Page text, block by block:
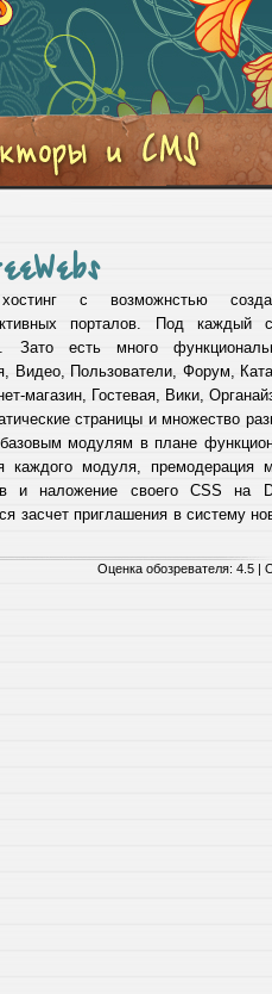
с возможнстью
порталов. Под каждый
Зато есть много
Видео, Пользователи, Форум,
магазин, Гостевая, Вики,
страницы и множество
модулям в плане
каждого модуля,
и наложение своего CSS на
засчет приглашения в систему
Оценка обозревателя: 4.5 |